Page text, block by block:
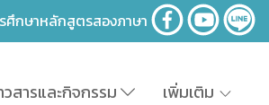
ศึกษาหลักสูตรสองภาษา
วสารและกิจกรรม เพิ่มเติม